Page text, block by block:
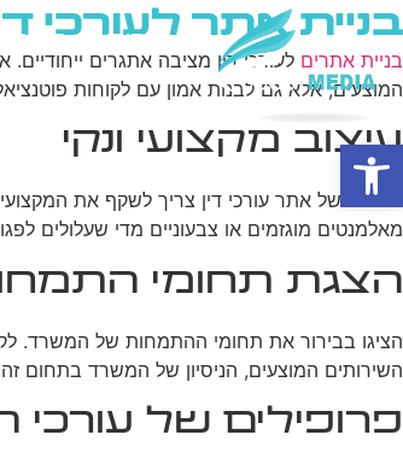
פתח סרגל נגישות
בית מי
בניית אתר לעורכי
בניית אתרים לעורכי דין מציבה אתגרים
המוצעים, אלא גם לבנות אמון עם לקוחות
עיצוב מקצועי ונקי
העיצוב של אתר עורכי דין צריך לשקף את
מאלמנטים מוגזמים או צבעוניים מדי שעלולים
הצגת תחומי
הציגו בבירור את תחומי ההתמחות של המשרד.
השירותים המוצעים, הניסיון של המשרד בתחום
פרופילים של עורכי